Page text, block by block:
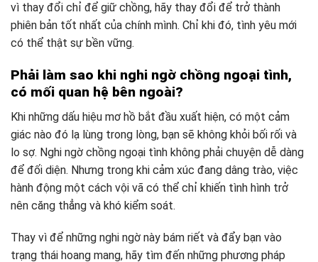
vì thay đổi chỉ để giữ chồng, hãy thay đổi để trở thành
phiên bản tốt nhất của chính mình. Chỉ khi đó, tình yêu mới
có thể thật sự bền vững.
Phải làm sao khi nghi ngờ chồng ngoại tình,
có mối quan hệ bên ngoài?
Khi những dấu hiệu mơ hồ bắt đầu xuất hiện, có một cảm
giác nào đó lạ lùng trong lòng, bạn sẽ không khỏi bối rối và
lo sợ. Nghi ngờ chồng ngoại tình không phải chuyện dễ dàng
để đối diện. Nhưng trong khi cảm xúc đang dâng trào, việc
hành động một cách vội vã có thể chỉ khiến tình hình trở
nên căng thẳng và khó kiểm soát.
Thay vì để những nghi ngờ này bám riết và đẩy bạn vào
trạng thái hoang mang, hãy tìm đến những phương pháp